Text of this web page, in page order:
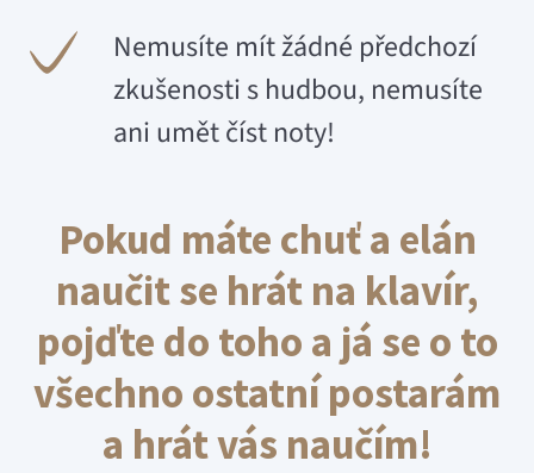
Nemusíte mít žádné předchozí
zkušenosti s hudbou, nemusíte
ani umět číst noty!
Pokud máte chuť a elán
naučit se hrát na klavír,
pojďte do toho a já se o to
všechno ostatní postarám
a hrát vás naučím!